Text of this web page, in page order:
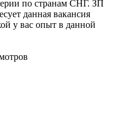
по странам СНГ. ЗП
данная вакансия
у вас опыт в данной